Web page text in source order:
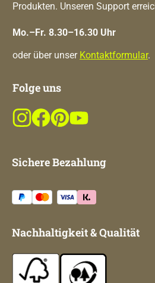
Produkten. Unseren Support
Mo.–Fr. 8.30–16.30 Uhr
oder über unser Kontaktformular.
Folge uns
Sichere Bezahlung
Nachhaltigkeit & Qualität